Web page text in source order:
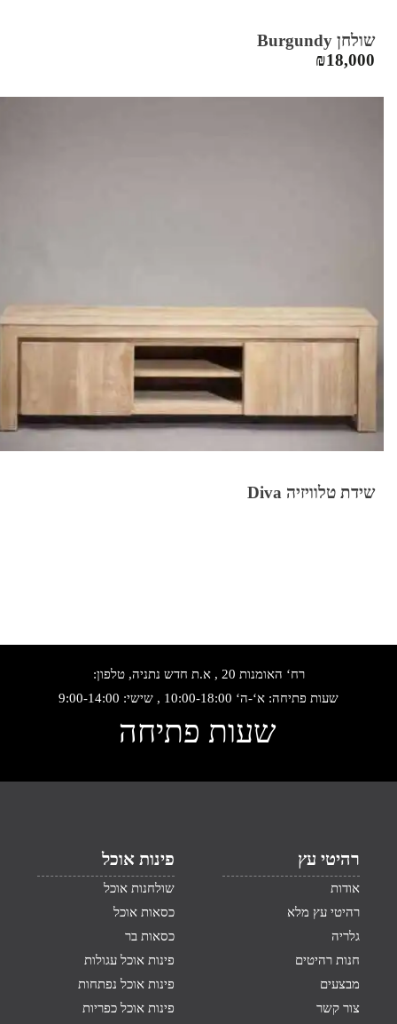
שולחן Burgundy
₪18,000
שידת טלוויזיה Diva
רח‘ האומנות 20 , א.ת חדש נתניה, טלפון:
שעות פתיחה: א‘-ה‘ 10:00-18:00 , שישי: 9:00-14:00
שעות פתיחה
רהיטי עץ
אודות
רהיטי עץ מלא
גלריה
חנות רהיטים
מבצעים
צור קשר
פינות אוכל
שולחנות אוכל
כסאות אוכל
כסאות בר
פינות אוכל עגולות
פינות אוכל נפתחות
פינות אוכל כפריות